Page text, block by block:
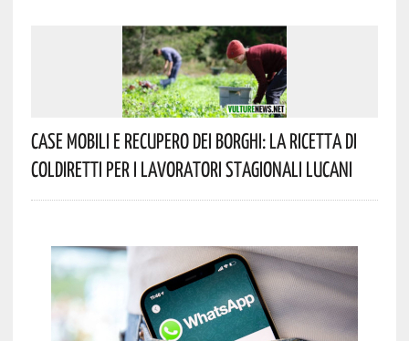
Case Mobili E Recupero Dei Borghi: La Ricetta Di
Coldiretti Per I Lavoratori Stagionali Lucani